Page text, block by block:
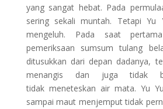
yang sangat hebat. Pada
sering sekali muntah. Tetapi Yu
mengeluh. Pada saat
pemeriksaan sumsum tulang
ditusukkan dari depan dadanya,
menangis dan juga tidak
tidak meneteskan air mata. Yu
sampai maut menjemput tidak